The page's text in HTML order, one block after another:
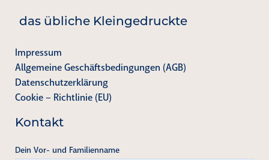
das übliche Kleingedruckte
Impressum
Allgemeine Geschäftsbedingungen (AGB)
Datenschutzerklärung
Cookie – Richtlinie (EU)
Kontakt
Dein Vor- und Familienname